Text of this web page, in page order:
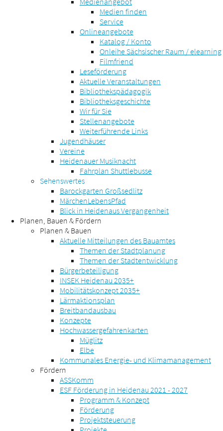
Medien finden
Service
Onlineangebote
Katalog / Konto
Onleihe Sächsischer Raum / elearning
Filmfriend
Leseförderung
Aktuelle Veranstaltungen
Bibliothekspädagogik
Bibliotheksgeschichte
Wir für Sie
Stellenangebote
Weiterführende Links
Jugendhäuser
Vereine
Heidenauer Musiknacht
Fahrplan Shuttlebusse
Sehenswertes
Barockgarten Großsedlitz
MärchenLebensPfad
Blick in Heidenaus Vergangenheit
Planen, Bauen & Fördern
Planen & Bauen
Aktuelle Mitteilungen des Bauamtes
Themen der Stadtplanung
Themen der Stadtentwicklung
Bürgerbeteiligung
INSEK Heidenau 2035+
Mobilitätskonzept 2035+
Lärmaktionsplan
Breitbandausbau
Konzepte
Hochwassergefahrenkarten
Müglitz
Elbe
Kommunales Energie- und Klimamanagement
Fördern
ASSKomm
ESF Förderung in Heidenau 2021 - 2027
Programm & Konzept
Förderung
Projektsteuerung